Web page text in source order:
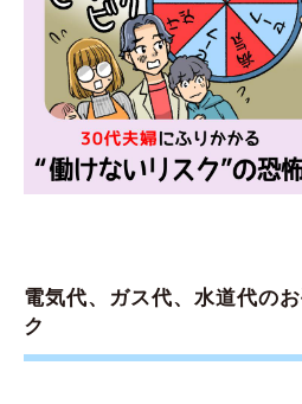
電気代、ガス代、水道代の
ク